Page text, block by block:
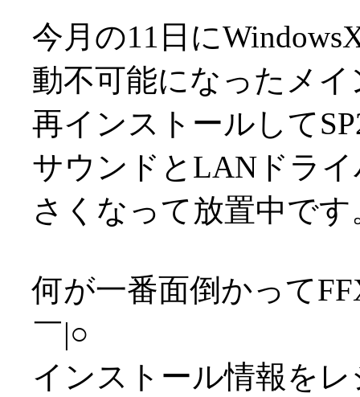
今月の11日に
動不可能になったメ
再インストールして
サウンドとLANドラ
さくなって放置中です
何が一番面倒かって
￣|○
インストール情報を